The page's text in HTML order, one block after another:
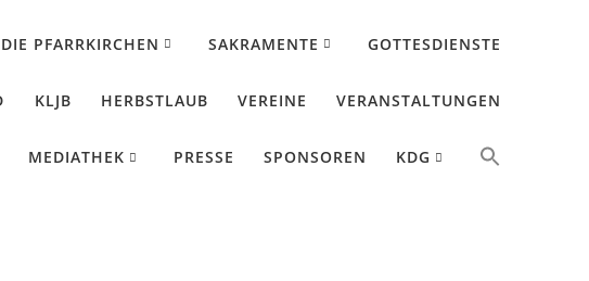
DIE PFARRKIRCHEN SAKRAMENTE GOTTESDIENSTE
KLJB HERBSTLAUB VEREINE VERANSTALTUNGEN
MEDIATHEK PRESSE SPONSOREN KDG